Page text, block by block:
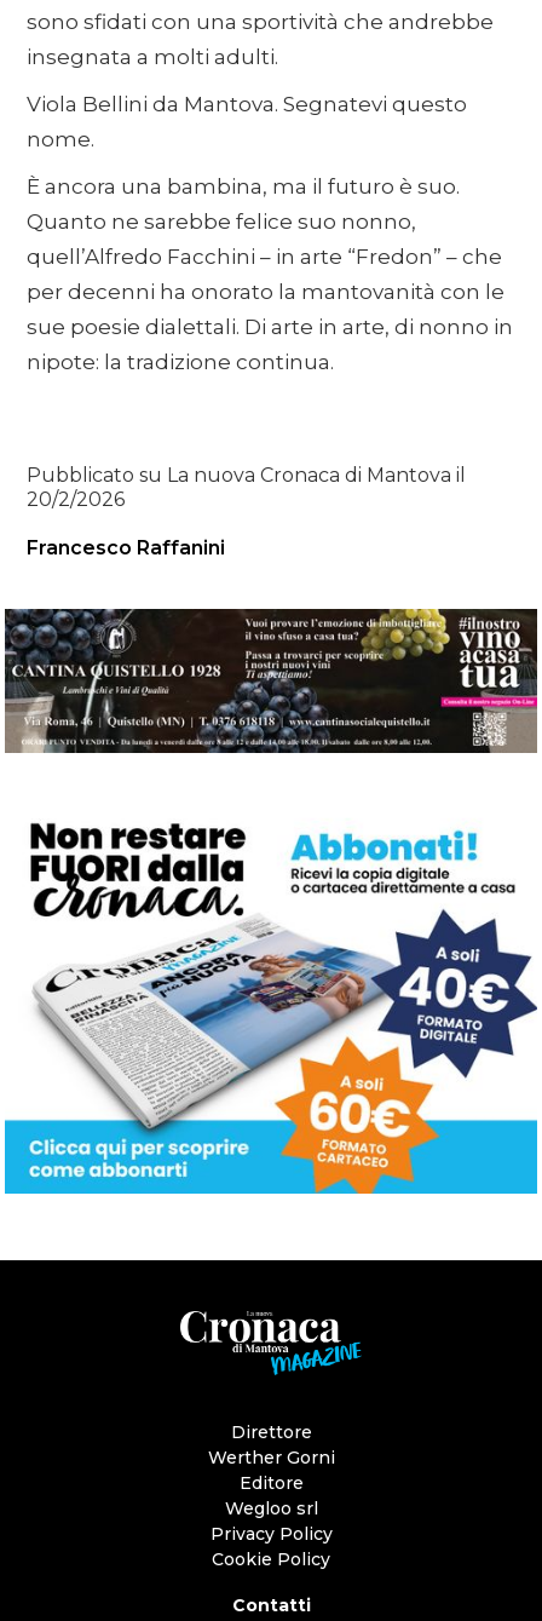
sono sfidati con una sportività che andrebbe
insegnata a molti adulti.
Viola Bellini da Mantova. Segnatevi questo
nome.
È ancora una bambina, ma il futuro è suo.
Quanto ne sarebbe felice suo nonno,
quell’Alfredo Facchini – in arte “Fredon” – che
per decenni ha onorato la mantovanità con le
sue poesie dialettali. Di arte in arte, di nonno in
nipote: la tradizione continua.
Pubblicato su La nuova Cronaca di Mantova il
20/2/2026
Francesco Raffanini
Direttore
Werther Gorni
Editore
Wegloo srl
Privacy Policy
Cookie Policy
Contatti